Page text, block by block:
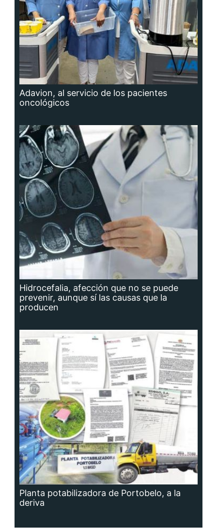
Adavion, al servicio de los pacientes
oncológicos
Hidrocefalia, afección que no se puede
prevenir, aunque sí las causas que la
producen
Planta potabilizadora de Portobelo, a la
deriva